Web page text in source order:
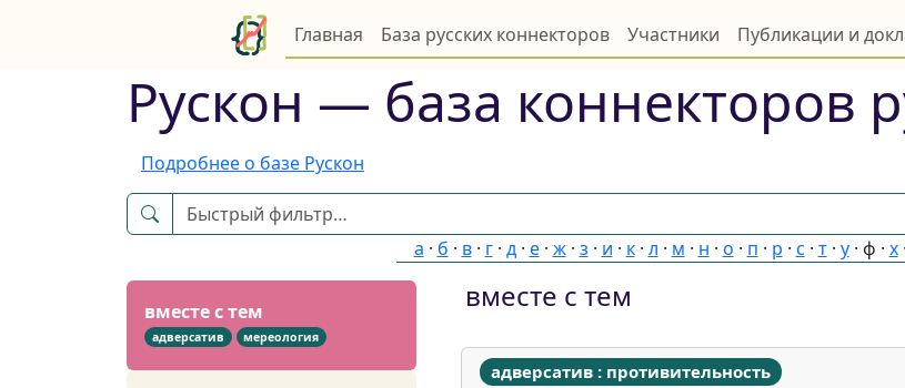
Главная База русских коннекторов Участники Публикации и
Рускон — база коннекторов
Подробнее о базе Рускон
а · б · в· г· д· е· ж· з · и · к· л · м · н · о · п · р · с · т· у· ф · х·
в знак того что
видимо
следствие
видно
вместе с тем
адверсатив мереология
вместе с тем
адверсатив : противительность